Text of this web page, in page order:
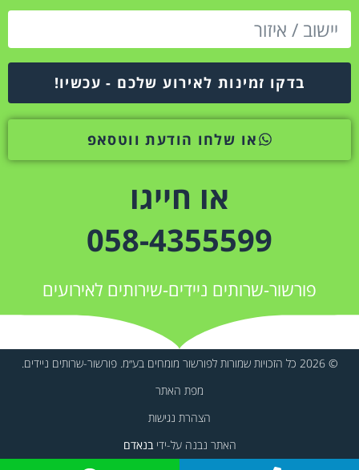
בדקו זמינות לאירוע שלכם - עכשיו!
או שלחו הודעת ווטסאפ
או חייגו
058-4355599
פורשור-שרותים ניידים-שירותים לאירועים
© 2026 כל הזכויות שמורות לפורשור מומחים בע״מ. פורשור-שרותים ניידים.
מפת האתר
הצהרת נגישות
האתר נבנה על-ידיבנאדם